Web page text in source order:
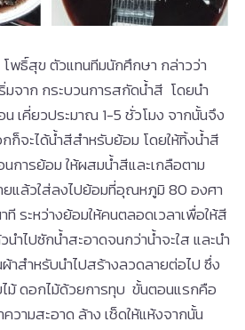
พธิ์สุข ตัวแทนทีมนักศึกษา กล่าวว่า
มจาก กระบวนการสกัดน้ำสี โดยนำ
น เคี่ยวประมาณ 1-5 ชั่วโมง จากนั้นจึง
ก็จะได้น้ำสีสำหรับย้อม โดยให้ทิ้งน้ำสี
การย้อม ให้ผสมน้ำสีและเกลือตาม
แล้วใส่ลงไปย้อมที่อุณหภูมิ 80 องศา
ระหว่างย้อมให้คนตลอดเวลาเพื่อให้สี
ำไปซักน้ำสะอาดจนกว่าน้ำจะใส และนำ
าสำหรับนำไปสร้างลวดลายต่อไป ซึ่ง
ม้ ดอกไม้ด้วยการทุบ ขั้นตอนแรกคือ
ความสะอาด ล้าง เช็ดให้แห้งจากนั้น